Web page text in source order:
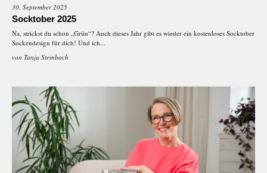
30. September 2025
Socktober 2025
Na, strickst du schon „Grün“? Auch dieses Jahr gibt es wieder ein kostenloses Socktober
Sockendesign für dich! Und ich...
von Tanja Steinbach